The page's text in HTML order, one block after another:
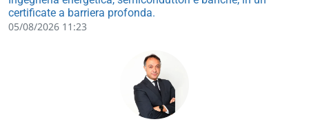
certificate a barriera profonda.
05/08/2026 11:23